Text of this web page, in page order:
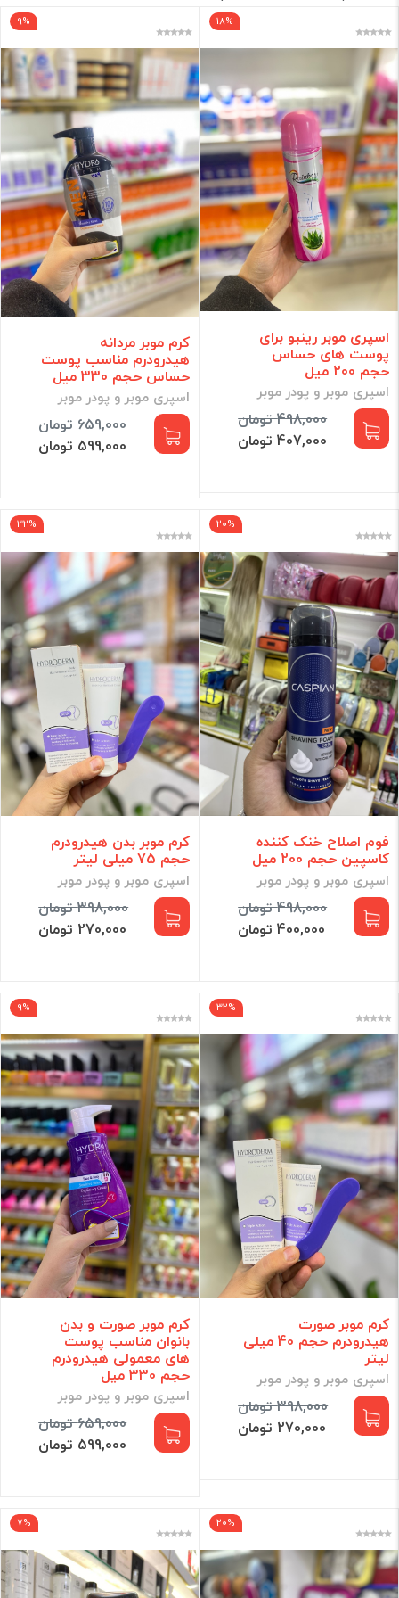
فقط کالاهای موجود
فیلتر براساس قیمت :
قیمت:0 - 599,000 تومان
فیلتر
18%
اسپری موبر رینبو برای
پوست های حساس
حجم 200 میل
اسپری موبر و پودر موبر
498,000 تومان
407,000 تومان
9%
کرم موبر مردانه
هیدرودرم مناسب پوست
حساس حجم 330 میل
اسپری موبر و پودر موبر
659,000 تومان
599,000 تومان
20%
فوم اصلاح خنک کننده
کاسپین حجم 200 میل
اسپری موبر و پودر موبر
498,000 تومان
400,000 تومان
32%
کرم موبر بدن هیدرودرم
حجم 75 میلی لیتر
اسپری موبر و پودر موبر
398,000 تومان
270,000 تومان
32%
کرم موبر صورت
هیدرودرم حجم 40 میلی
لیتر
اسپری موبر و پودر موبر
398,000 تومان
270,000 تومان
9%
کرم موبر صورت و بدن
بانوان مناسب پوست
های معمولی هیدرودرم
حجم 330 میل
اسپری موبر و پودر موبر
659,000 تومان
599,000 تومان
20%
7%